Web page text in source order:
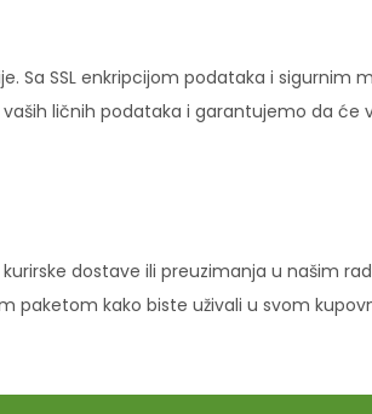
Sa SSL enkripcijom podataka i
ličnih podataka i garantujemo da će
dostave ili preuzimanja u našim
paketom kako biste uživali u svom